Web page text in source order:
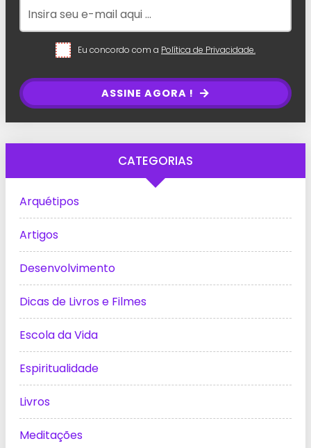
Eu concordo com a Política de Privacidade.
ASSINE AGORA !
CATEGORIAS
Arquétipos
Artigos
Desenvolvimento
Dicas de Livros e Filmes
Escola da Vida
Espiritualidade
Livros
Meditações